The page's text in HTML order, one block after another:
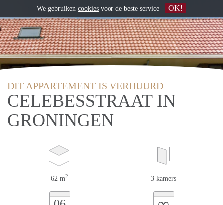
DIT APPARTEMENT IS VERHUURD
CELEBESSTRAAT IN
GRONINGEN
62 m2 3 kamers
We gebruiken cookies voor de beste service OK!